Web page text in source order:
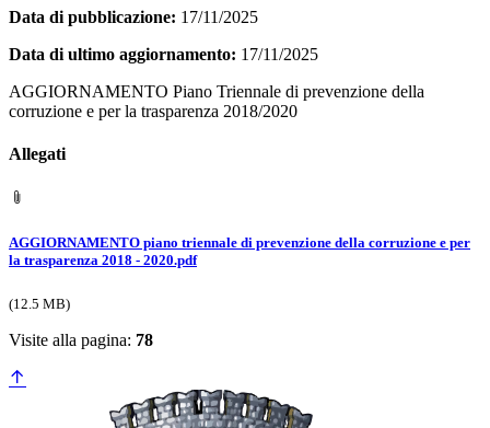
Data di pubblicazione: 17/11/2025
Data di ultimo aggiornamento: 17/11/2025
AGGIORNAMENTO Piano Triennale di prevenzione della
corruzione e per la trasparenza 2018/2020
Allegati
AGGIORNAMENTO piano triennale di prevenzione della corruzione e per
la trasparenza 2018 - 2020.pdf
(12.5 MB)
Visite alla pagina: 78